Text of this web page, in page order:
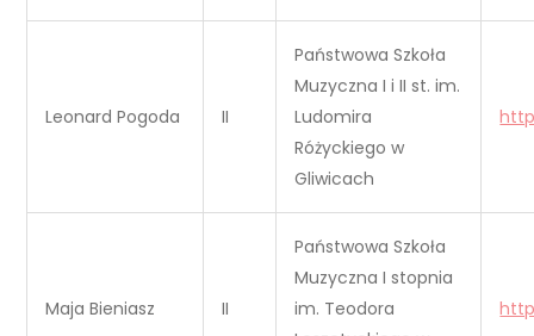
Leonard Pogoda II
Państwowa Szkoła
Muzyczna I i II st. im.
Ludomira
Różyckiego w
Gliwicach
Maja Bieniasz II
Państwowa Szkoła
Muzyczna I stopnia
im. Teodora